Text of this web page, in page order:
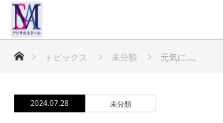
ホームトピックス 未分類 元気に…。
2024.07.28 未分類